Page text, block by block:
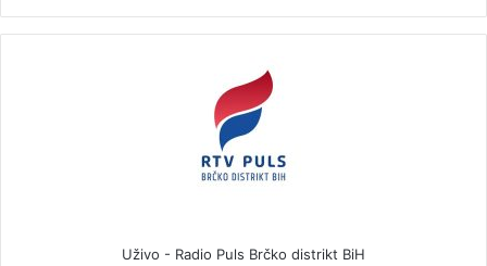
Uživo - Radio Puls Brčko distrikt BiH